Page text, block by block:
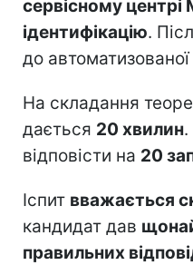
сервісному
ідентифікацію.
до
На складання
дається 20 хвилин
відповісти на 20
Іспит вважається
кандидат дав
правильних